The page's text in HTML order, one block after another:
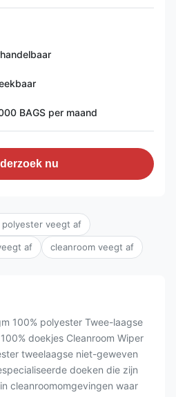
BAGS per maand
nu
veegt af
af cleanroom veegt af
100% polyester Twee-laagse
doekjes Cleanroom Wiper
tweelaagse niet-geweven
doeken die zijn
cleanroomomgevingen waar